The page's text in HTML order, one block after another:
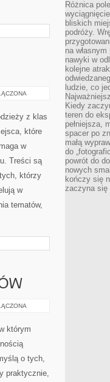
z klas
które
w
Treści są
którzy
w
tematów,
którym
o tych,
praktycznie,
Różnica
bliskich
podróży.
na
nawyki w
kolejne
ludzie, co
Kiedy
teren do
pełniejsza,
spacer po
małą
do
powrót do
nowych
kończy się
zaczyna się